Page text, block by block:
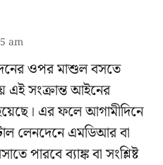
am
ওপর মাশুল বসতে
এই সংক্রান্ত আইনের
এর ফলে আগামীদিনে
লেনদেনে এমডিআর বা
পারবে ব্যাঙ্ক বা সংশ্লিষ্ট